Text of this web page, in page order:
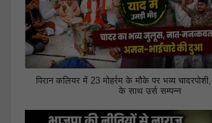
पिरान कलियर में 23 मोहर्रम के मौके पर भव्य
के साथ उर्स सम्पन्न